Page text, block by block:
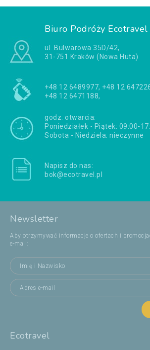
Biuro Podróży Ecotravel
ul. Bulwarowa 35D/42,
31-751 Kraków (Nowa Huta)
+48 12 6489977, +48 12
+48 12 6471188,
godz. otwarcia:
Poniedziałek - Piątek: 09:00-
Sobota - Niedziela: nieczynne
Napisz do nas:
bok@ecotravel.pl
Newsletter
Aby otrzymywać informacje o ofertach i
e-mail:
Ecotravel